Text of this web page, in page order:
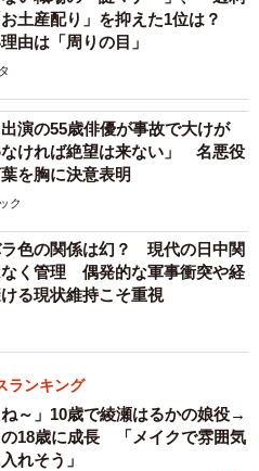
土産配り」を抑えた1位は？
由は「周りの目」
出演の55歳俳優が事故で大けが
なければ絶望は来ない」 名悪役
を胸に決意表明
ク
色の関係は幻？ 現代の日中関
く管理 偶発的な軍事衝突や経
る現状維持こそ重視
ランキング
ね～」10歳で綾瀬はるかの娘役→
18歳に成長 「メイクで雰囲気
れそう」